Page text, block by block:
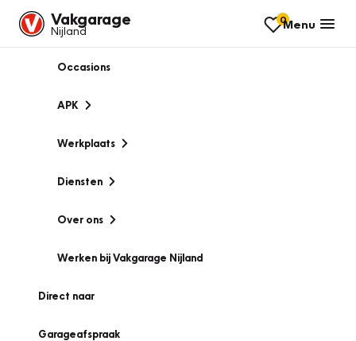
Vakgarage
Nijland
0Menu
Occasions
APK
Werkplaats
Diensten
Over ons
Werken bij Vakgarage Nijland
Direct naar
Garageafspraak